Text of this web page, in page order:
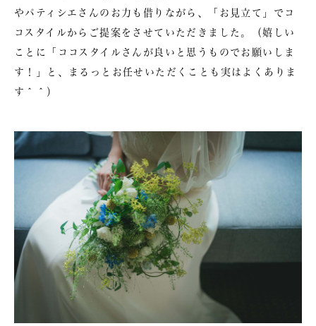
やパティシエさんのお力も借りながら、「お見立て」でコ
コスタイルからご提案をさせていただきました。（嬉しい
ことに「ココスタイルさんが良いと思うものでお願いしま
す！」と、まるっとお任せいただくことも実はよくありま
す＾＾）